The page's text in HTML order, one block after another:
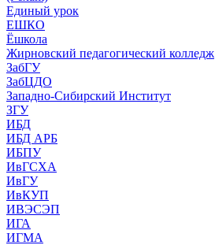
Единый урок
ЕШКО
Ёшкола
Жирновский педагогический колледж
ЗабГУ
ЗабЦДО
Западно-Сибирский Институт
ЗГУ
ИБД
ИБД АРБ
ИБПУ
ИвГСХА
ИвГУ
ИвКУП
ИВЭСЭП
ИГА
ИГМА